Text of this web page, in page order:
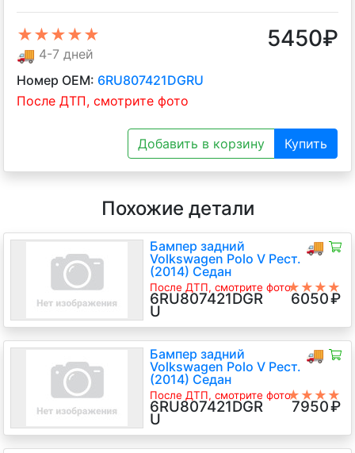
★★★★★
🚚 4-7 дней
5450₽
Номер OEM: 6RU807421DGRU
После ДТП, смотрите фото
Добавить в корзину Купить
Похожие детали
🚚
Бампер задний
Volkswagen Polo V Рест.
(2014) Седан
После ДТП, смотрите фото
6RU807421D GRU
★★★★
★
6RU807421DGR
U
6050₽
🚚
Бампер задний
Volkswagen Polo V Рест.
(2014) Седан
После ДТП, смотрите фото★★★★
★
6RU807421DGR
U
7950₽